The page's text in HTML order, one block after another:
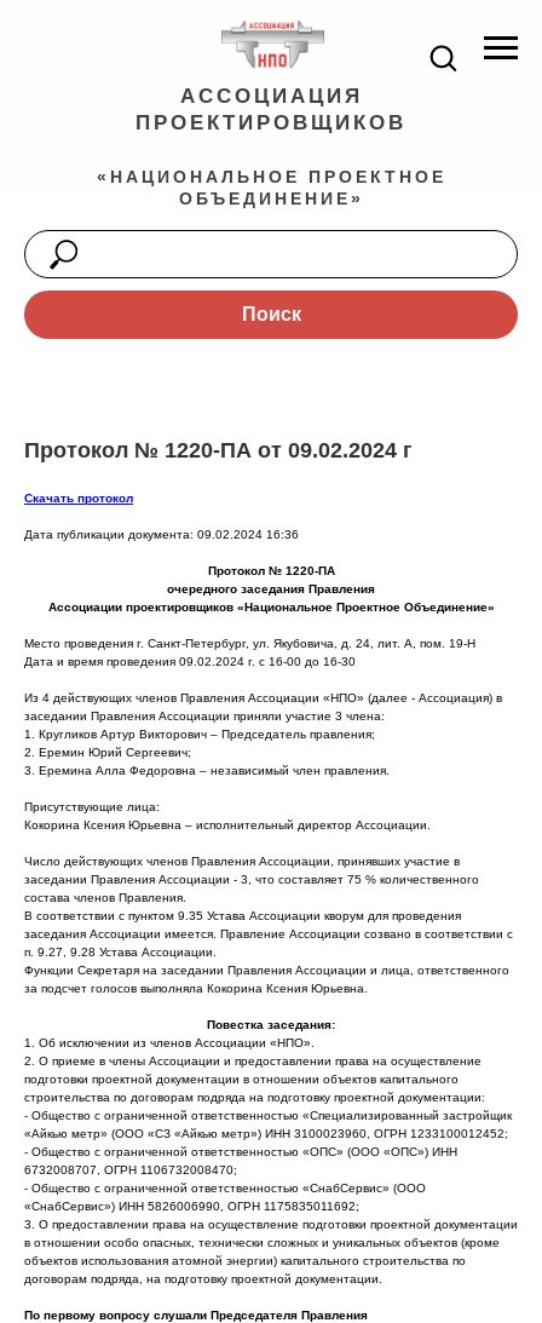
АССОЦИАЦИЯ
ПРОЕКТИРОВЩИКОВ
«НАЦИОНАЛЬНОЕ ПРОЕКТНОЕ
ОБЪЕДИНЕНИЕ»
Поиск
Протокол № 1220-ПА от 09.02.2024 г
Скачать протокол
Дата публикации документа: 09.02.2024 16:36
Протокол № 1220-ПА
очередного заседания Правления
Ассоциации проектировщиков «Национальное Проектное Объединение»
Место проведения г. Санкт-Петербург, ул. Якубовича, д. 24, лит. А, пом. 19-Н
Дата и время проведения 09.02.2024 г. с 16-00 до 16-30
Из 4 действующих членов Правления Ассоциации «НПО» (далее - Ассоциация) в
заседании Правления Ассоциации приняли участие 3 члена:
1. Кругликов Артур Викторович – Председатель правления;
2. Еремин Юрий Сергеевич;
3. Еремина Алла Федоровна – независимый член правления.
Присутствующие лица:
Кокорина Ксения Юрьевна – исполнительный директор Ассоциации.
Число действующих членов Правления Ассоциации, принявших участие в
заседании Правления Ассоциации - 3, что составляет 75 % количественного
состава членов Правления.
В соответствии с пунктом 9.35 Устава Ассоциации кворум для проведения
заседания Ассоциации имеется. Правление Ассоциации созвано в соответствии с
п. 9.27, 9.28 Устава Ассоциации.
Функции Секретаря на заседании Правления Ассоциации и лица, ответственного
за подсчет голосов выполняла Кокорина Ксения Юрьевна.
Повестка заседания:
1. Об исключении из членов Ассоциации «НПО».
2. О приеме в члены Ассоциации и предоставлении права на осуществление
подготовки проектной документации в отношении объектов капитального
строительства по договорам подряда на подготовку проектной документации:
- Общество с ограниченной ответственностью «Специализированный застройщик
«Айкью метр» (ООО «СЗ «Айкью метр») ИНН 3100023960, ОГРН 1233100012452;
- Общество с ограниченной ответственностью «ОПС» (ООО «ОПС») ИНН
6732008707, ОГРН 1106732008470;
- Общество с ограниченной ответственностью «СнабСервис» (ООО
«СнабСервис») ИНН 5826006990, ОГРН 1175835011692;
3. О предоставлении права на осуществление подготовки проектной документации
в отношении особо опасных, технически сложных и уникальных объектов (кроме
объектов использования атомной энергии) капитального строительства по
договорам подряда, на подготовку проектной документации.
По первому вопросу слушали Председателя Правления